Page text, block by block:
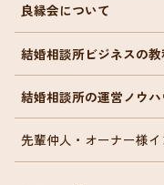
良縁会について
結婚相談所ビジネスの教
結婚相談所の運営ノウハ
先輩仲人・オーナー様